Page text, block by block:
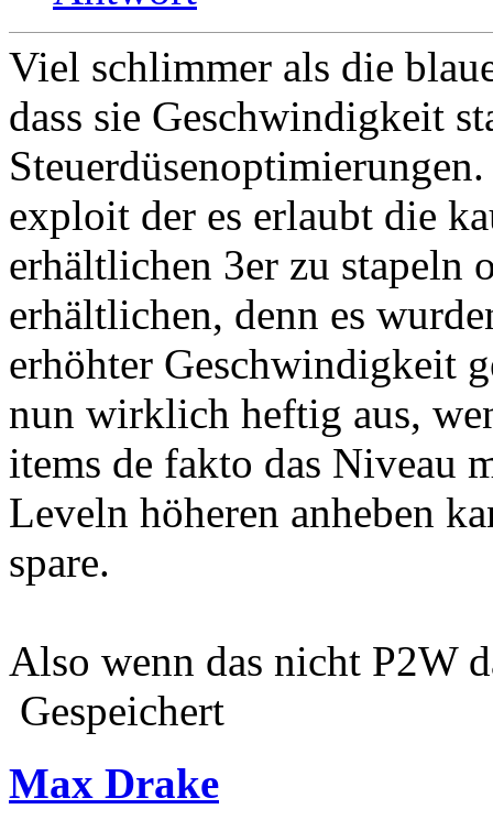
Viel schlimmer als die
dass sie Geschwindigkeit
exploit der es erlaubt die
erhältlichen 3er zu stapeln
erhältlichen, denn es
erhöhter Geschwindigkeit
nun wirklich heftig aus,
items de fakto das Niveau
Leveln höheren anheben
spare.
Also wenn das nicht P2W
Gespeichert
Max Drake